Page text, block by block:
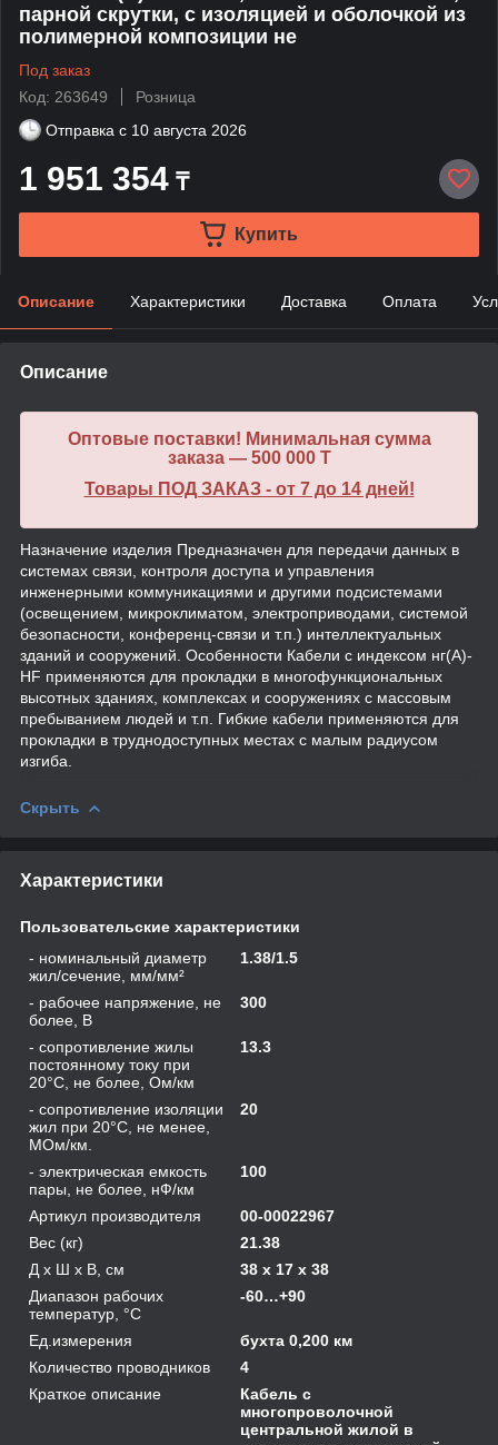
парной скрутки, с изоляцией и оболочкой из
полимерной композиции не
Под заказ
Код: 263649
Розница
Отправка с 10 августа 2026
1 951 354 ₸
Купить
Описание Характеристики Доставка Оплата
Описание
Оптовые поставки! Минимальная сумма
заказа — 500 000 T
Товары ПОД ЗАКАЗ - от 7 до 14 дней!
Назначение изделия Предназначен для передачи данных в
системах связи, контроля доступа и управления
инженерными коммуникациями и другими подсистемами
(освещением, микроклиматом, электроприводами, системой
безопасности, конференц-связи и т.п.) интеллектуальных
зданий и сооружений. Особенности Кабели с индексом нг(А)-
HF применяются для прокладки в многофункциональных
высотных зданиях, комплексах и сооружениях с массовым
пребыванием людей и т.п. Гибкие кабели применяются для
прокладки в труднодоступных местах с малым радиусом
изгиба.
Скрыть
Характеристики
Пользовательские характеристики
- номинальный диаметр
жил/сечение, мм/мм²
1.38/1.5
- рабочее напряжение, не
более, В
300
- сопротивление жилы
постоянному току при
20°C, не более, Ом/км
13.3
- сопротивление изоляции
жил при 20°C, не менее,
МОм/км.
20
- электрическая емкость
пары, не более, нФ/км
100
Артикул производителя
00-00022967
Вес (кг)
21.38
Д х Ш х В, см
38 x 17 x 38
Диапазон рабочих
температур, °С
-60…+90
Ед.измерения
бухта 0,200 км
Количество проводников
4
Краткое описание
Кабель с
многопроволочной
центральной жилой в